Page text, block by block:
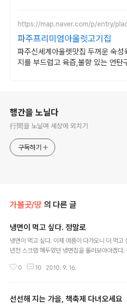
https://map.naver.com/p/entry/
파주프리미엄아울렛고기집
파주신세계아울렛맛집 두꺼운 숙성
지를 부드럽고 육즙,불향 있는 연탄
행간을 노닐다
行間을 노닐며 세상에 외치기
구독하기
가볼곳/땅 의 다른 글
냉면이 먹고 싶다. 정말로
냉면이 먹고 싶다. 이제 여름이 다가오니 더 먹고
년전 스크랩 해두었던 냉면집을 둘러보아야겠다.
기전에 .. 냉면도 못 먹는다니 안타깝다. 난 냉면이
이 있으면 알려주시길. 덧붙임. 이글의 원전이 어
0 10 2010. 9. 16.
선선해 지는 가을, 책축제 다녀오세요